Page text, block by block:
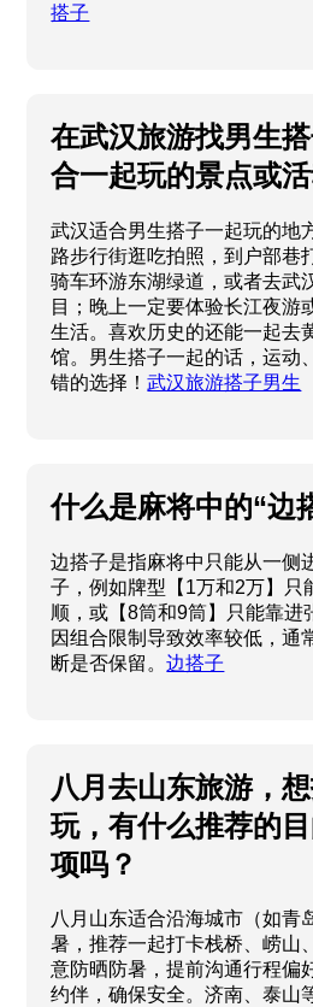
搭子
在武汉旅游找男生
合一起玩的景点或
武汉适合男生搭子一起玩的地
路步行街逛吃拍照，到户部巷
骑车环游东湖绿道，或者去武
目；晚上一定要体验长江夜游
生活。喜欢历史的还能一起去
馆。男生搭子一起的话，运动
错的选择！武汉旅游搭子男生
什么是麻将中的“边
边搭子是指麻将中只能从一侧
子，例如牌型【1万和2万】只
顺，或【8筒和9筒】只能靠进
因组合限制导致效率较低，通
断是否保留。边搭子
八月去山东旅游，
玩，有什么推荐的
项吗？
八月山东适合沿海城市（如青
暑，推荐一起打卡栈桥、崂山
意防晒防暑，提前沟通行程偏
约伴，确保安全。济南、泰山